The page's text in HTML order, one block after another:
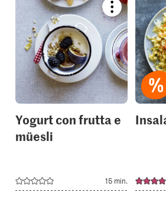
Bookmark
recipe
or
add
it
to
your
collections.
Yogurt con frutta e
müesli
15 min.